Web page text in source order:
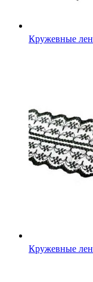
Кружевные
Кружевные